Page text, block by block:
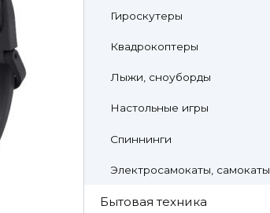
Гироскутеры
Квадрокоптеры
Лыжи, сноуборды
Настольные игры
Спиннинги
Электросамокаты, самокаты
Бытовая техника